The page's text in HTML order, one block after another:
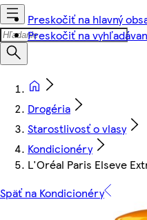
Preskočiť na hlavný
Preskočiť na
Drogéria
Starostlivosť o vlasy
Kondicionéry
L'Oréal Paris Elseve
Späť na Kondicionéry